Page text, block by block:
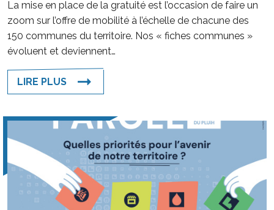
La mise en place de la gratuité est l’occasion de faire un
zoom sur l’offre de mobilité à l’échelle de chacune des
150 communes du territoire. Nos « fiches communes »
évoluent et deviennent…
LIRE PLUS